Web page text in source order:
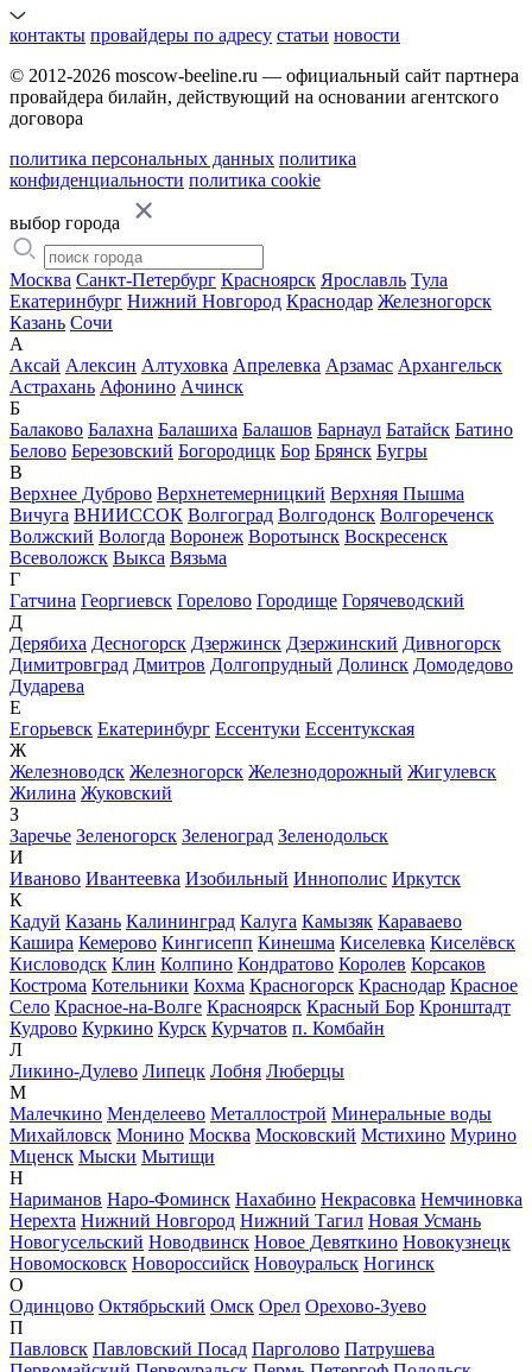
контакты провайдеры по адресу статьи новости
© 2012-2026 moscow-beeline.ru — официальный сайт партнера
провайдера билайн, действующий на основании агентского
договора
политика персональных данных политика
конфиденциальности политика cookie
выбор города
Москва Санкт-Петербург Красноярск Ярославль Тула
Екатеринбург Нижний Новгород Краснодар Железногорск
Казань Сочи
А
Аксай Алексин Алтуховка Апрелевка Арзамас Архангельск
Астрахань Афонино Ачинск
Б
Балаково Балахна Балашиха Балашов Барнаул Батайск Батино
Белово Березовский Богородицк Бор Брянск Бугры
В
Верхнее Дуброво Верхнетемерницкий Верхняя Пышма
Вичуга ВНИИССОК Волгоград Волгодонск Волгореченск
Волжский Вологда Воронеж Воротынск Воскресенск
Всеволожск Выкса Вязьма
Г
Гатчина Георгиевск Горелово Городище Горячеводский
Д
Дерябиха Десногорск Дзержинск Дзержинский Дивногорск
Димитровград Дмитров Долгопрудный Долинск Домодедово
Дударева
Е
Егорьевск Екатеринбург Ессентуки Ессентукская
Ж
Железноводск Железногорск Железнодорожный Жигулевск
Жилина Жуковский
З
Заречье Зеленогорск Зеленоград Зеленодольск
И
Иваново Ивантеевка Изобильный Иннополис Иркутск
К
Кадуй Казань Калининград Калуга Камызяк Караваево
Кашира Кемерово Кингисепп Кинешма Киселевка Киселёвск
Кисловодск Клин Колпино Кондратово Королев Корсаков
Кострома Котельники Кохма Красногорск Краснодар Красное
Село Красное-на-Волге Красноярск Красный Бор Кронштадт
Кудрово Куркино Курск Курчатов п. Комбайн
Л
Ликино-Дулево Липецк Лобня Люберцы
М
Малечкино Менделеево Металлострой Минеральные воды
Михайловск Монино Москва Московский Мстихино Мурино
Мценск Мыски Мытищи
Н
Нариманов Наро-Фоминск Нахабино Некрасовка Немчиновка
Нерехта Нижний Новгород Нижний Тагил Новая Усмань
Новогусельский Новодвинск Новое Девяткино Новокузнецк
Новомосковск Новороссийск Новоуральск Ногинск
О
Одинцово Октябрьский Омск Орел Орехово-Зуево
П
Павловск Павловский Посад Парголово Патрушева